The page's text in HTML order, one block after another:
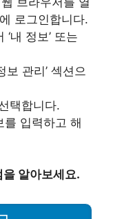
로그인합니다.
내 정보’ 또는
보 관리’ 섹션으
택합니다.
를 입력하고 해
알아보세요.